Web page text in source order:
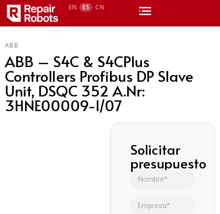
EN ES CN
ABB
ABB – S4C & S4CPlus
Controllers Profibus DP Slave
Unit, DSQC 352 A.Nr:
3HNE00009-1/07
Solicitar
presupuesto